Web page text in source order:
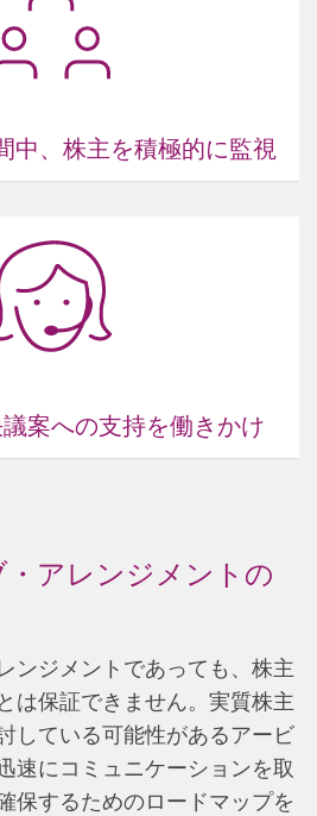
中、株主を積極的に監視
案への支持を働きかけ
アレンジメントの
ンジメントであっても、株主
は保証できません。実質株主
している可能性があるアービ
速にコミュニケーションを取
保するためのロードマップを